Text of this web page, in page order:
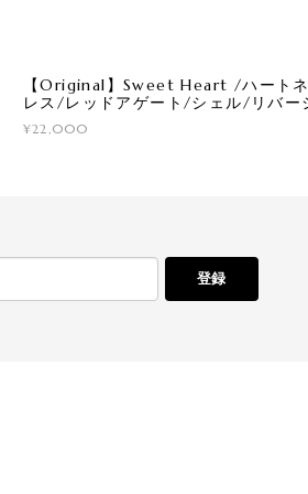
【Original】Sweet Heart /ハート
レス/レッドアゲート/シェル/リバー
¥22,000
登録